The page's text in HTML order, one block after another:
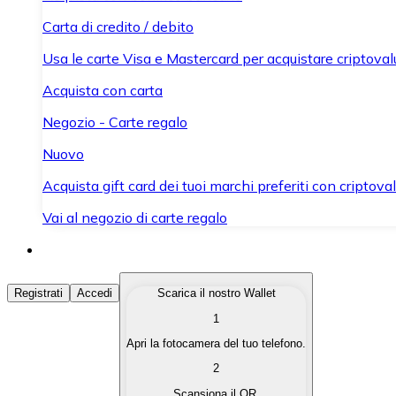
Carta di credito / debito
Usa le carte Visa e Mastercard per acquistare
Acquista con carta
Negozio - Carte regalo
Nuovo
Acquista gift card dei tuoi marchi preferiti con
Vai al negozio di carte regalo
Acquista Criptovalute
Acquista le criptovalute che ti interessano in modo
Converti le tue criptovalute in valuta fiat quando ne hai
Registrati Accedi
Scarica il nostro Wallet
1
Apri la fotocamera del tuo telefono.
2